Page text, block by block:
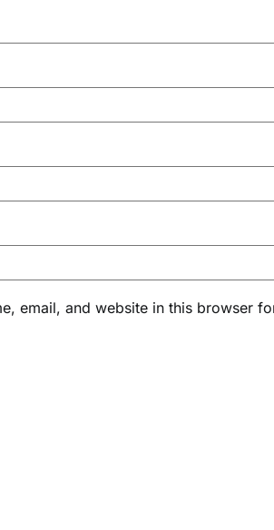
email, and website in this browser